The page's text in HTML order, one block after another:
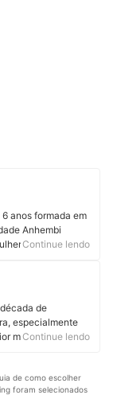
anos formada em
Anhembi
com
dicas nas
realçar a beleza
a maquiadora
Continue lendo
de
especialmente
motivação é
suas compras.
Continue lendo
de como escolher
foram selecionados